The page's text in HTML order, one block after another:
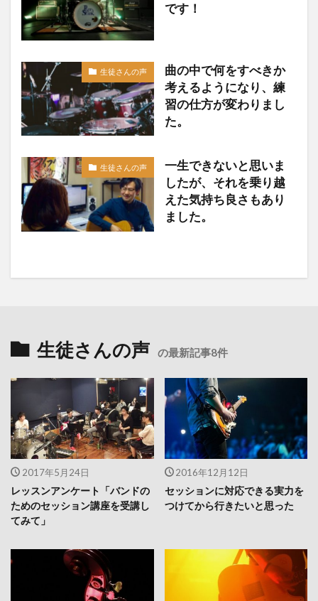
です！
生徒さんの声
曲の中で何をすべきか
考えるようになり、練
習の仕方が変わりまし
た。
生徒さんの声
一生できないと思いま
したが、それを乗り越
えた気持ち良さもあり
ました。
生徒さんの声 の最新記事8件
2017年5月24日
レッスンアンケート「バンドの
ためのセッション講座を受講し
てみて」
2016年12月12日
セッションに対応できる実力を
つけてから行きたいと思った